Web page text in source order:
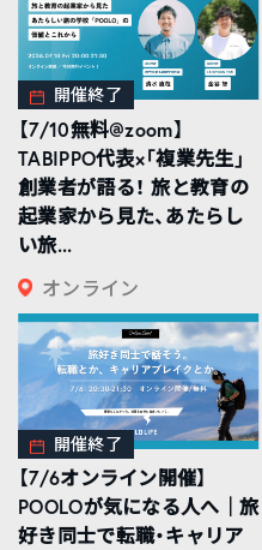
開催終了
【7/10無料@zoom】
TABIPPO代表×「複業先生」
創業者が語る！ 旅と教育の
起業家から見た、あたらし
い旅...
オンライン
開催終了
【7/6オンライン開催】
POOLOが気になる人へ｜旅
好き同士で転職・キャリア